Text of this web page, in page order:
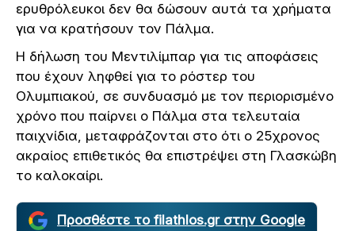
ερυθρόλευκοι δεν θα δώσουν αυτά τα χρήματα
για να κρατήσουν τον Πάλμα.
Η δήλωση του Μεντιλίμπαρ για τις αποφάσεις
που έχουν ληφθεί για το ρόστερ του
Ολυμπιακού, σε συνδυασμό με τον περιορισμένο
χρόνο που παίρνει ο Πάλμα στα τελευταία
παιχνίδια, μεταφράζονται στο ότι ο 25χρονος
ακραίος επιθετικός θα επιστρέψει στη Γλασκώβη
το καλοκαίρι.
Προσθέστε το filathlos.gr στην Google